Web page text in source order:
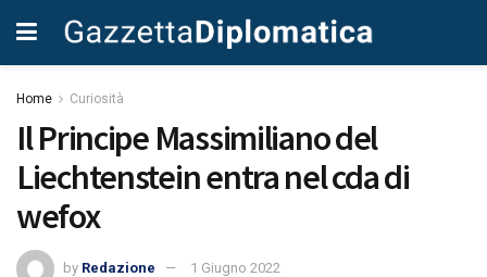
Home Curiosità
Il Principe Massimiliano del
Liechtenstein entra nel cda di
wefox
by Redazione 1 Giugno 2022